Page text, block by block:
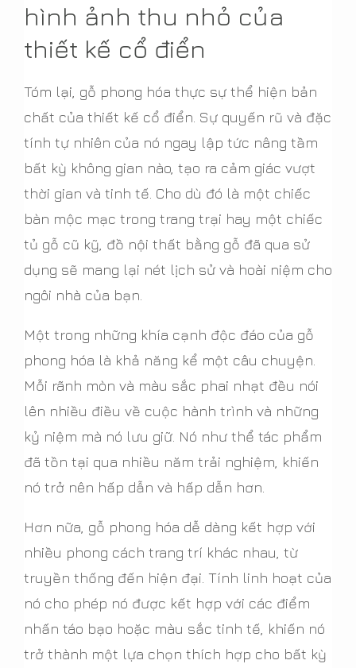
hình ảnh thu nhỏ của
thiết kế cổ điển
Tóm lại, gỗ phong hóa thực sự thể hiện bản
chất của thiết kế cổ điển. Sự quyến rũ và đặc
tính tự nhiên của nó ngay lập tức nâng tầm
bất kỳ không gian nào, tạo ra cảm giác vượt
thời gian và tinh tế. Cho dù đó là một chiếc
bàn mộc mạc trong trang trại hay một chiếc
tủ gỗ cũ kỹ, đồ nội thất bằng gỗ đã qua sử
dụng sẽ mang lại nét lịch sử và hoài niệm cho
ngôi nhà của bạn.
Một trong những khía cạnh độc đáo của gỗ
phong hóa là khả năng kể một câu chuyện.
Mỗi rãnh mòn và màu sắc phai nhạt đều nói
lên nhiều điều về cuộc hành trình và những
kỷ niệm mà nó lưu giữ. Nó như thể tác phẩm
đã tồn tại qua nhiều năm trải nghiệm, khiến
nó trở nên hấp dẫn và hấp dẫn hơn.
Hơn nữa, gỗ phong hóa dễ dàng kết hợp với
nhiều phong cách trang trí khác nhau, từ
truyền thống đến hiện đại. Tính linh hoạt của
nó cho phép nó được kết hợp với các điểm
nhấn táo bạo hoặc màu sắc tinh tế, khiến nó
trở thành một lựa chọn thích hợp cho bất kỳ